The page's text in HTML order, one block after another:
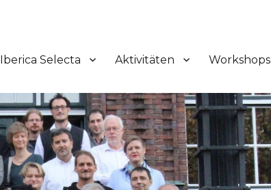
Iberica Selecta Aktivitäten Workshops